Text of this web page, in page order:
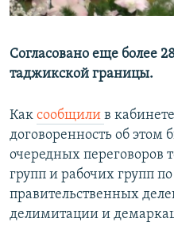
Согласовано еще более
таджикской границы.
Как сообщили в
договоренность об этом
очередных переговоров
групп и рабочих групп
правительственных
делимитации и